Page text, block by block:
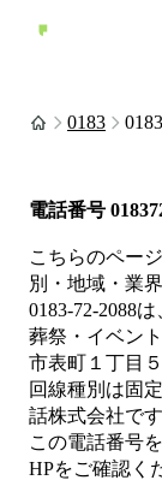
0183
電話番号
こちらのページ
別・地域・業
0183-72-2088は
葬祭・イベント
市表町１丁目
回線種別は固
話株式会社です
この電話番号
HPをご確認く